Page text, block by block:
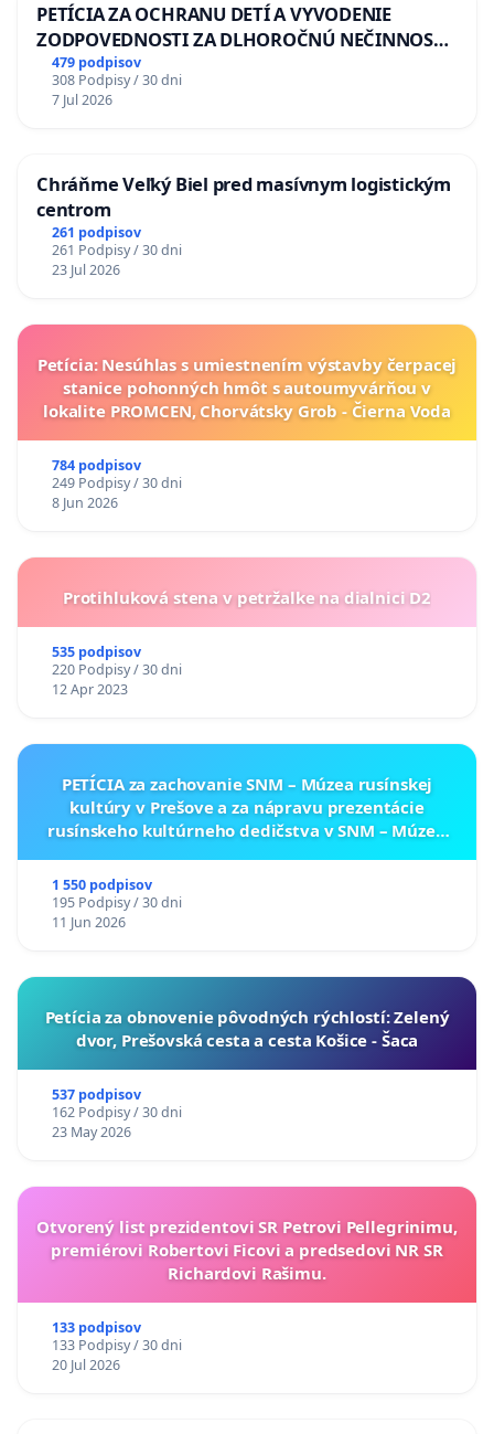
PETÍCIA ZA OCHRANU DETÍ A VYVODENIE
ZODPOVEDNOSTI ZA DLHOROČNÚ NEČINNOSŤ
A ZLYHANIE ŠTÁTU
479 podpisov
308 Podpisy / 30 dni
7 Jul 2026
Chráňme Veľký Biel pred masívnym logistickým
centrom
261 podpisov
261 Podpisy / 30 dni
23 Jul 2026
Petícia: Nesúhlas s umiestnením výstavby čerpacej
stanice pohonných hmôt s autoumyvárňou v
lokalite PROMCEN, Chorvátsky Grob - Čierna Voda
784 podpisov
249 Podpisy / 30 dni
8 Jun 2026
Protihluková stena v petržalke na dialnici D2
535 podpisov
220 Podpisy / 30 dni
12 Apr 2023
PETÍCIA za zachovanie SNM – Múzea rusínskej
kultúry v Prešove a za nápravu prezentácie
rusínskeho kultúrneho dedičstva v SNM – Múzeu
1 550 podpisov
195 Podpisy / 30 dni
11 Jun 2026
​Petícia za obnovenie pôvodných rýchlostí: Zelený
dvor, Prešovská cesta a cesta Košice - Šaca
537 podpisov
162 Podpisy / 30 dni
23 May 2026
Otvorený list prezidentovi SR Petrovi Pellegrinimu,
premiérovi Robertovi Ficovi a predsedovi NR SR
Richardovi Rašimu.
133 podpisov
133 Podpisy / 30 dni
20 Jul 2026